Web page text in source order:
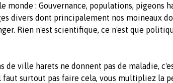
monde : Gouvernance, populations, pigeons
divers dont principalement nos moineaux
Rien n'est scientifique, ce n'est que
de ville harets ne donnent pas de maladie,
faut surtout pas faire cela, vous multipliez la